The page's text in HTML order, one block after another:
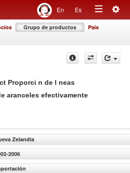
En Es
Toggle
Grupo de productos País
Proporci n de l neas
aranceles efectivamente
Zelandia
2006